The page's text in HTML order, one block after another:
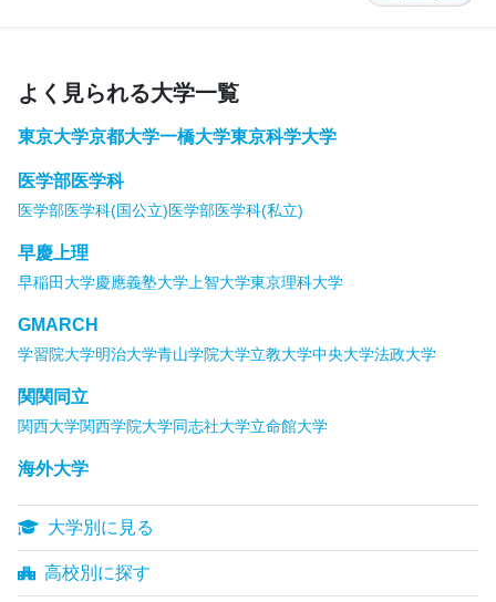
よく見られる大学一覧
東京大学京都大学一橋大学東京科学大学
医学部医学科
医学部医学科(国公立)医学部医学科(私立)
早慶上理
早稲田大学慶應義塾大学 上智大学東京理科大学
GMARCH
学習院大学明治大学青山学院大学立教大学中央大学法政大学
関関同立
関西大学関西学院大学同志社大学立命館大学
海外大学
大学別に見る
高校別に探す